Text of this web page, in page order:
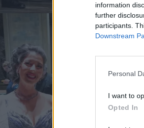
information
further
participants.
Downstream
Personal
I want to
Opted In